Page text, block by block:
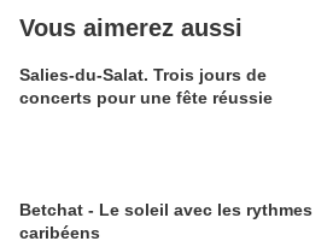
Vous aimerez aussi
Salies-du-Salat. Trois jours de
concerts pour une fête réussie
Betchat - Le soleil avec les rythmes
caribéens